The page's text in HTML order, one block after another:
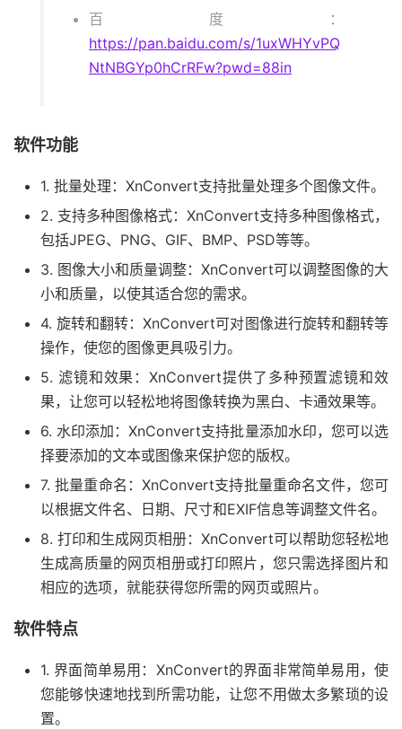
百度：
https://pan.baidu.com/s/1uxWHYvPQ
NtNBGYp0hCrRFw?pwd=88in
软件功能
1. 批量处理：XnConvert支持批量处理多个图像文件。
2. 支持多种图像格式：XnConvert支持多种图像格式，
包括JPEG、PNG、GIF、BMP、PSD等等。
3. 图像大小和质量调整：XnConvert可以调整图像的大
小和质量，以使其适合您的需求。
4. 旋转和翻转：XnConvert可对图像进行旋转和翻转等
操作，使您的图像更具吸引力。
5. 滤镜和效果：XnConvert提供了多种预置滤镜和效
果，让您可以轻松地将图像转换为黑白、卡通效果等。
6. 水印添加：XnConvert支持批量添加水印，您可以选
择要添加的文本或图像来保护您的版权。
7. 批量重命名：XnConvert支持批量重命名文件，您可
以根据文件名、日期、尺寸和EXIF信息等调整文件名。
8. 打印和生成网页相册：XnConvert可以帮助您轻松地
生成高质量的网页相册或打印照片，您只需选择图片和
相应的选项，就能获得您所需的网页或照片。
软件特点
1. 界面简单易用：XnConvert的界面非常简单易用，使
您能够快速地找到所需功能，让您不用做太多繁琐的设
置。